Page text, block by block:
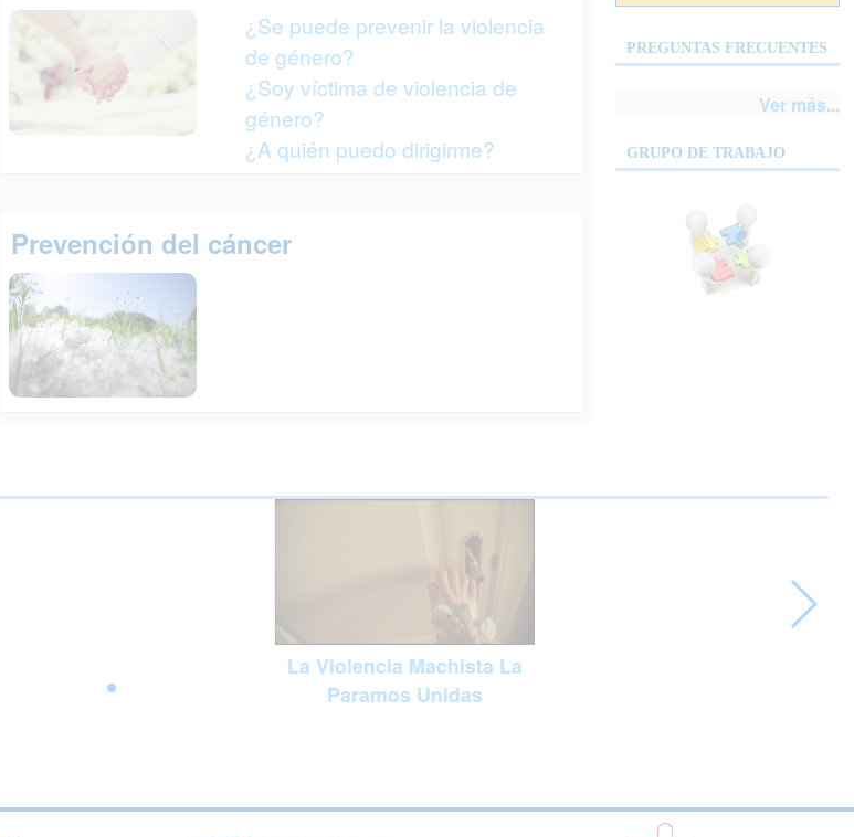
¿Se puede prevenir la violencia
de género?
¿Soy víctima de violencia de
género?
¿A quién puedo dirigirme?
Prevención del cáncer
PREGUNTAS FRECUENTES
Ver más...
GRUPO DE TRABAJO
La Violencia Machista La
Paramos Unidas